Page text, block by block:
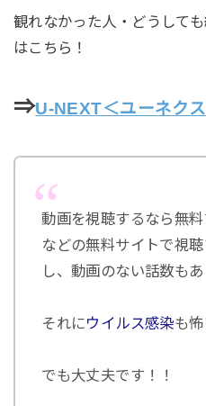
観れなかった人・どうして
はこちら！
⇒U-NEXT＜ユーネク
動画を視聴するなら無
などの無料サイトで視
し、動画のない話数もあ
それにウイルス感染も
でも大丈夫です！！